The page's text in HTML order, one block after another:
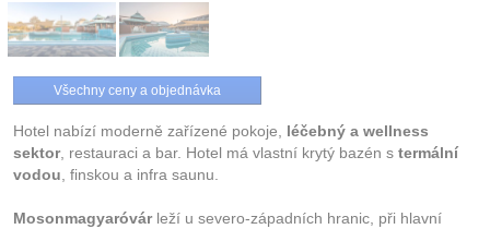
Všechny ceny a objednávka
Hotel nabízí moderně zařízené pokoje, léčebný a wellness
sektor, restauraci a bar. Hotel má vlastní krytý bazén s termální
vodou , finskou a infra saunu.
Mosonmagyaróvárleží u severo-západních hranic, při hlavní